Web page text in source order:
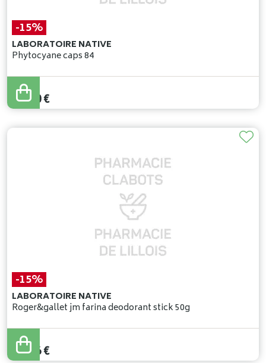
-15%
LABORATOIRE NATIVE
Phytocyane caps 84
52,00
44,20€
-15%
LABORATOIRE NATIVE
Roger&gallet jm farina deodorant stick 50g
12,90
10,96€